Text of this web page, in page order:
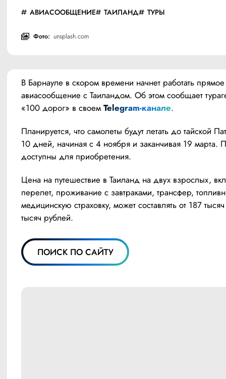
АВИАСООБЩЕНИЕ ТАИЛАНД ТУРЫ
Фото: unsplash.com
В Барнауле в скором времени начнет работать прямое
авиасообщение с Таиландом. Об этом сообщает
«100 дорог» в своем Telegram-канале.
Планируется, что самолеты будут летать до тайской
10 дней, начиная с 4 ноября и заканчивая 19 марта.
доступны для приобретения.
Цена на путешествие в Таиланд на двух взрослых,
перелет, проживание с завтраками, трансфер,
медицинскую страховку, может составлять от 187
тысяч рублей.
ПОИСК ПО САЙТУ